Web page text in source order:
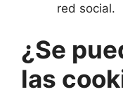
red social.
¿Se
las